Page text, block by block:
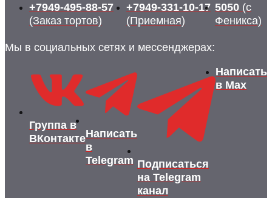
+7949-495-88-57
(Заказ тортов)
+7949-331-10-17
(Приемная)
5050 (с
Феникса)
Мы в социальных сетях и мессенджерах:
Группа в
ВКонтактеНаписать
в
Telegram Подписаться
на Telegram
канал
Написать
в Max